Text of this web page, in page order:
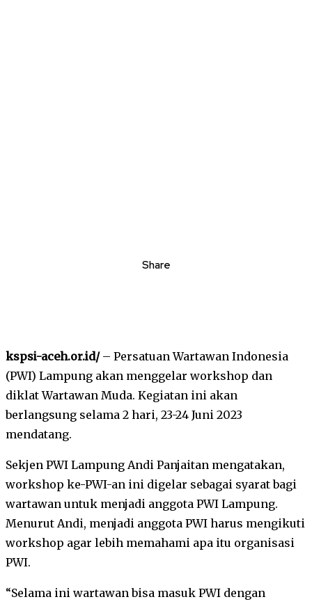
Share
kspsi-aceh.or.id/– Persatuan Wartawan Indonesia
(PWI) Lampung akan menggelar workshop dan
diklat Wartawan Muda. Kegiatan ini akan
berlangsung selama 2 hari, 23-24 Juni 2023
mendatang.
Sekjen PWI Lampung Andi Panjaitan mengatakan,
workshop ke-PWI-an ini digelar sebagai syarat bagi
wartawan untuk menjadi anggota PWI Lampung.
Menurut Andi, menjadi anggota PWI harus mengikuti
workshop agar lebih memahami apa itu organisasi
PWI.
“Selama ini wartawan bisa masuk PWI dengan